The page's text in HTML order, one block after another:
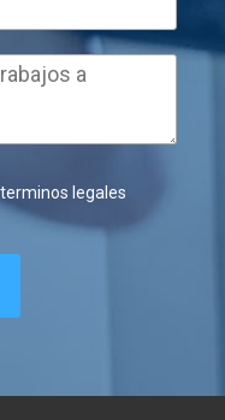
legales